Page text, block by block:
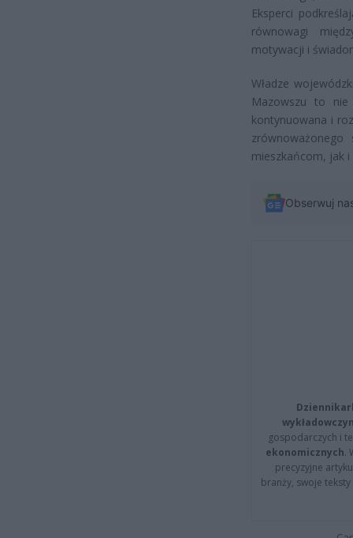
Eksperci
równowagi
motywacji i
Władze
Mazowszu to nie
kontynuowana i
zrównoważonego
mieszkańcom, jak
Obserwuj
gospodarczych i
ekonomicznych.
precyzyjne
branży, swoje